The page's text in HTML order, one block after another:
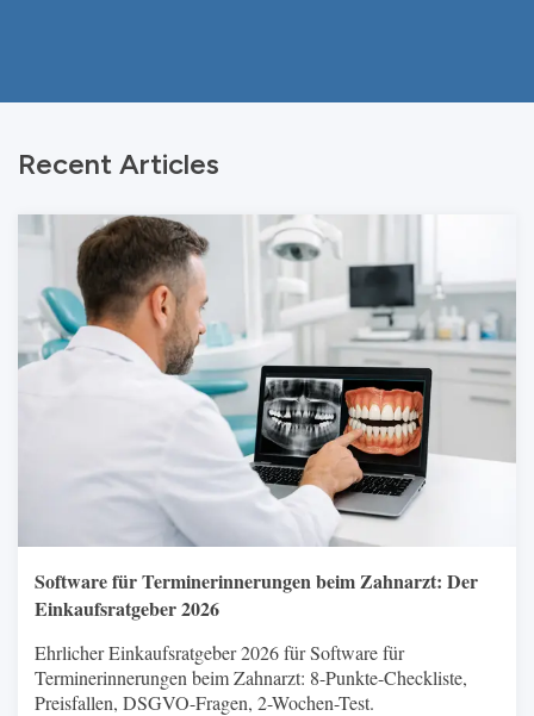
Recent Articles
Software für Terminerinnerungen beim Zahnarzt: Der
Einkaufsratgeber 2026
Ehrlicher Einkaufsratgeber 2026 für Software für
Terminerinnerungen beim Zahnarzt: 8-Punkte-Checkliste,
Preisfallen, DSGVO-Fragen, 2-Wochen-Test.